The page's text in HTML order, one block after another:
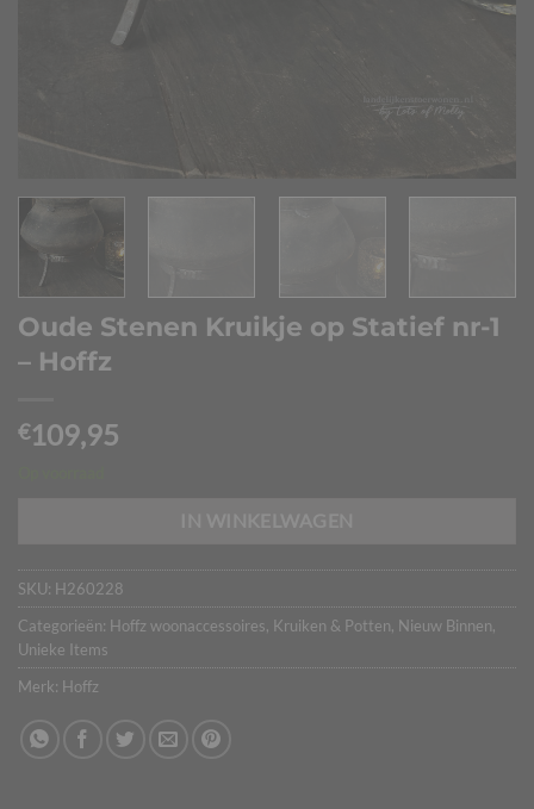
Oude Stenen Kruikje op Statief nr-1
– Hoffz
€109,95
SKU: H260228
Categorieën: Hoffz woonaccessoires, Kruiken & Potten, Nieuw Binnen,
Unieke Items
Merk: Hoffz